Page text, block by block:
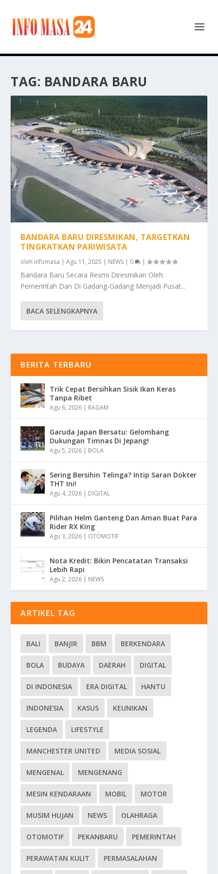
TAG: BANDARA BARU
BANDARA BARU DIRESMIKAN, TARGETKAN
TINGKATKAN PARIWISATA
oleh infomasa |Agu 11, 2025 | NEWS | 0 |
Bandara Baru Secara Resmi Diresmikan Oleh
Pemerintah Dan Di Gadang-Gadang Menjadi Pusat...
BACA SELENGKAPNYA
BERITA TERBARU
Trik Cepat Bersihkan Sisik Ikan Keras
Tanpa Ribet
Agu 6, 2026 | RAGAM
Garuda Japan Bersatu: Gelombang
Dukungan Timnas Di Jepang!
Agu 5, 2026 | BOLA
Sering Bersihin Telinga? Intip Saran Dokter
THT Ini!
Agu 4, 2026 | DIGITAL
Pilihan Helm Ganteng Dan Aman Buat Para
Rider RX King
Agu 3, 2026 | OTOMOTIF
Nota Kredit: Bikin Pencatatan Transaksi
Lebih Rapi
Agu 2, 2026 | NEWS
ARTIKEL TAG
BALI BANJIR BBM BERKENDARA
BOLA BUDAYA DAERAH DIGITAL
DI INDONESIA ERA DIGITAL HANTU
INDONESIA KASUS KEUNIKAN
LEGENDA LIFESTYLE
MANCHESTER UNITED MEDIA SOSIAL
MENGENAL MENGENANG
MESIN KENDARAAN MOBIL MOTOR
MUSIM HUJAN NEWS OLAHRAGA
OTOMOTIF PEKANBARU PEMERINTAH
PERAWATAN KULIT PERMASALAHAN